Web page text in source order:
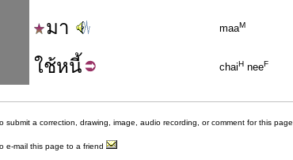
มา maaM
ใช้หนี้ chaiH neeF
submit a correction, drawing, image, audio recording, or comment for this page
e-mail this page to a friend